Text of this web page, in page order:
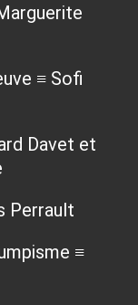
≡ Sofi
Davet et
Perrault
≡